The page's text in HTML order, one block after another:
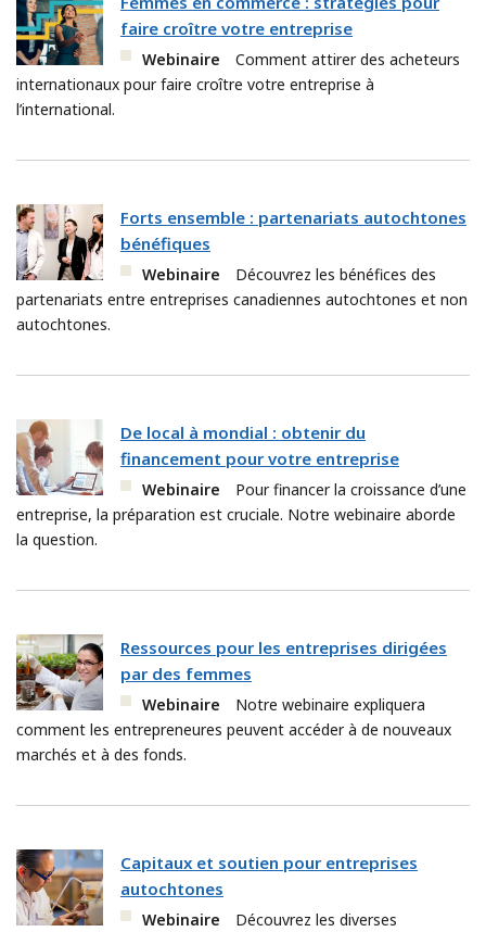
faire croître votre entreprise
Webinaire
Comment attirer des acheteurs
internationaux pour faire croître votre entreprise à
l’international.
Forts ensemble : partenariats autochtones
bénéfiques
Webinaire
Découvrez les bénéfices des
partenariats entre entreprises canadiennes autochtones et non
autochtones.
De local à mondial : obtenir du
financement pour votre entreprise
Webinaire
Pour financer la croissance d’une
entreprise, la préparation est cruciale. Notre webinaire aborde
la question.
Ressources pour les entreprises dirigées
par des femmes
Webinaire
Notre webinaire expliquera
comment les entrepreneures peuvent accéder à de nouveaux
marchés et à des fonds.
Capitaux et soutien pour entreprises
autochtones
Webinaire
Découvrez les diverses